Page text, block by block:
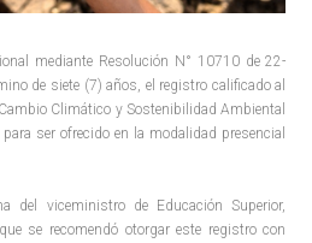
mediante Resolución N° 10710 de 22-
de siete (7) años, el registro calificado al
Climático y Sostenibilidad Ambiental
ser ofrecido en la modalidad presencial
del viceministro de Educación Superior,
se recomendó otorgar este registro con